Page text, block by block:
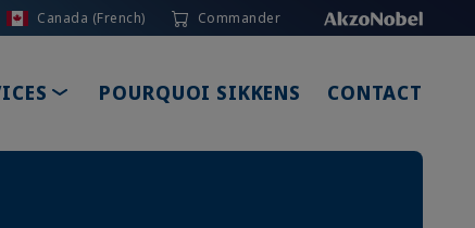
Canada (French) Commander
TOGGLE DROPDOWN
POURQUOI SIKKENS CONTACT